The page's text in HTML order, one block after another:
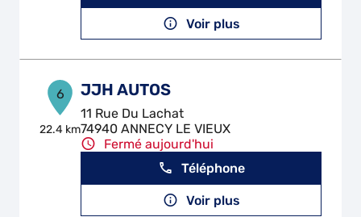
Voir plus
6
22.4 km
JJH AUTOS
11 Rue Du Lachat
74940 ANNECY LE VIEUX
Fermé aujourd'hui
Téléphone
Voir plus